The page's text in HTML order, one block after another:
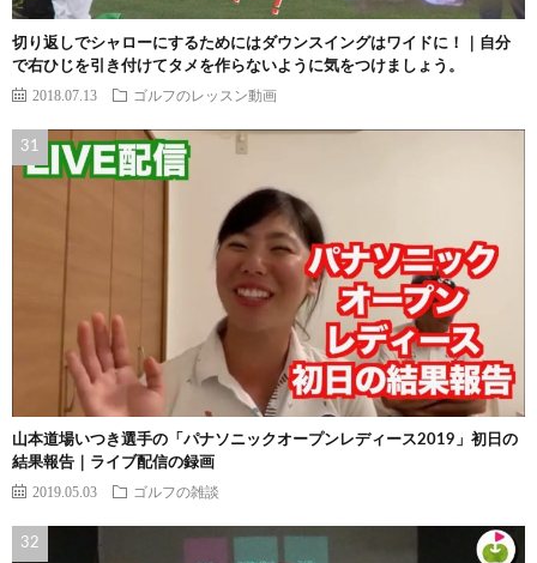
切り返しでシャローにするためにはダウンスイングはワイドに！｜自分
で右ひじを引き付けてタメを作らないように気をつけましょう。
2018.07.13 ゴルフのレッスン動画
山本道場いつき選手の「パナソニックオープンレディース2019」初日の
結果報告｜ライブ配信の録画
2019.05.03 ゴルフの雑談